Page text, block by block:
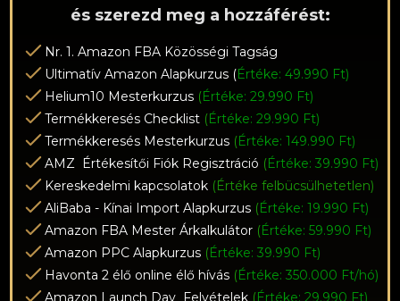
és szerezd meg a hozzáférést:
Nr. 1. Amazon FBA Közösségi Tagság
Ultimatív Amazon Alapkurzus (Értéke: 49.990 Ft)
Helium10 Mesterkurzus (Értéke: 29.990 Ft)
Termékkeresés Checklist (Értéke: 29.990 Ft)
Termékkeresés Mesterkurzus (Értéke: 149.990 Ft)
AMZ Értékesítői Fiók Regisztráció (Értéke: 39.990 Ft)
Kereskedelmi kapcsolatok (Értéke felbücsülhetetlen)
AliBaba - Kínai Import Alapkurzus (Értéke: 19.990 Ft)
Amazon FBA Mester Árkalkulátor (Értéke: 59.990 Ft)
Amazon PPC Alapkurzus (Értéke: 39.990 Ft)
Havonta 2 élő online élő hívás (Értéke: 350.000 Ft/hó)
Amazon Launch Day Felvételek (Értéke: 29.990 Ft)